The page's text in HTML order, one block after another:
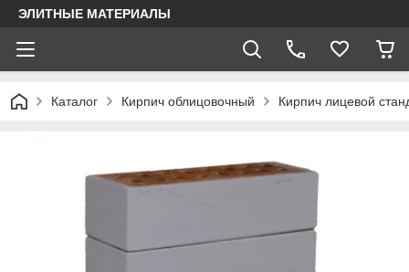
ЭЛИТНЫЕ МАТЕРИАЛЫ
Каталог Кирпич облицовочный Кирпич лицевой